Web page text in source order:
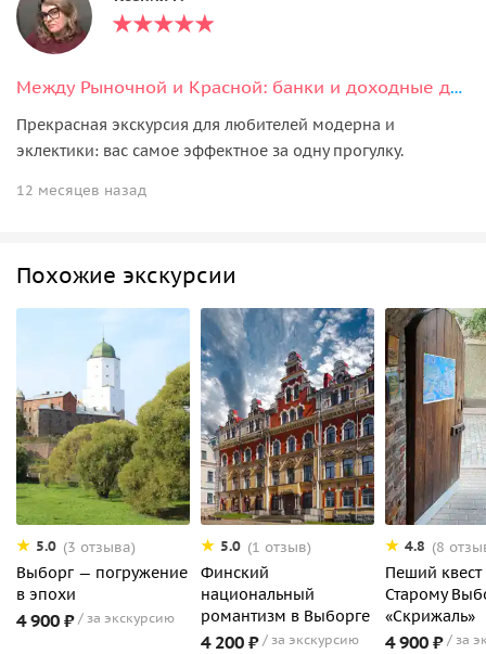
Между Рыночной и Красной: банки и доходные дома.
Прекрасная экскурсия для любителей модерна и
эклектики: вас самое эффектное за одну прогулку.
12 месяцев назад
Похожие экскурсии
5.0 (3 отзыва)
Выборг — погружение
в эпохи
4 900 ₽ за экскурсию
5.0 (1 отзыв)
Финский
национальный
романтизм в Выборге
4 200 ₽ за экскурсию
4.8 (8
Пеший квест
Старому
«Скрижаль»
4 900 ₽ за